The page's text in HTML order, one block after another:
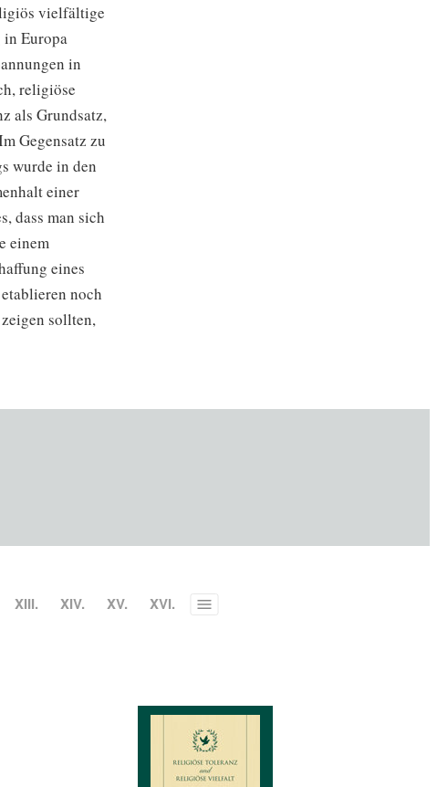
vielfältige
Europa
in
religiöse
als Grundsatz,
Gegensatz zu
wurde in den
einer
dass man sich
einem
eines
noch
sollten,
XIII. XIV. XV. XVI. Toggle